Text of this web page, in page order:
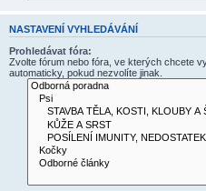
NASTAVENÍ VYHLEDÁVÁNÍ
Prohledávat fóra:
Zvolte fórum nebo fóra, ve kterých chcete
automaticky, pokud nezvolíte jinak.